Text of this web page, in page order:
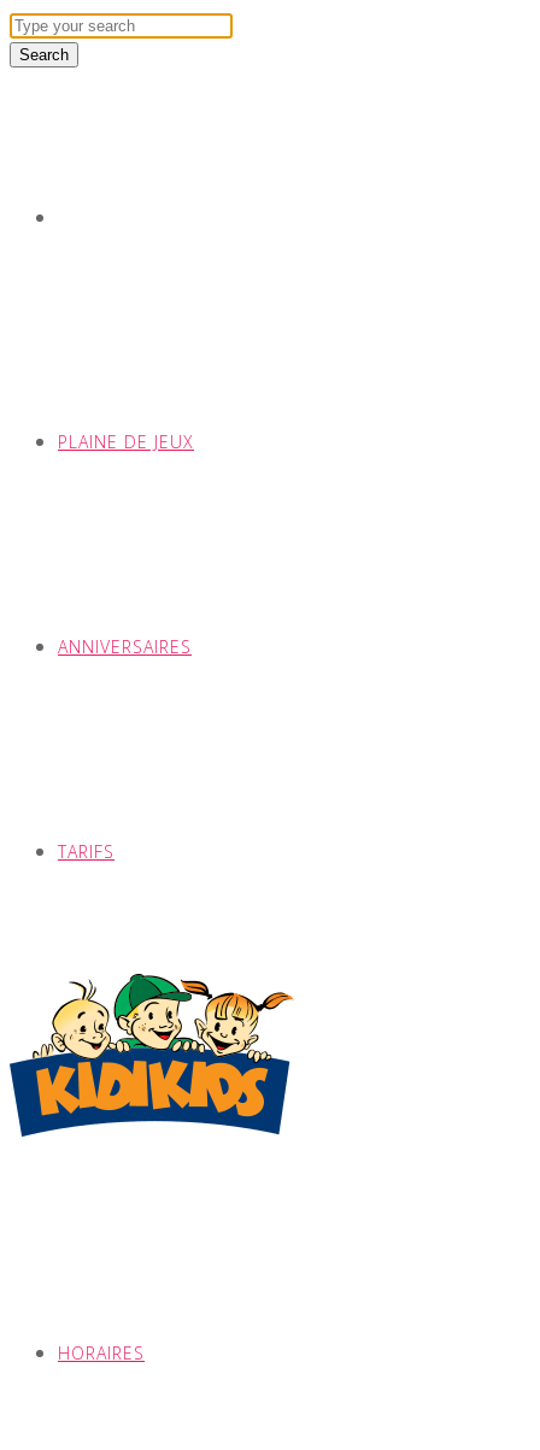
PLAINE DE JEUX
ANNIVERSAIRES
TARIFS
HORAIRES